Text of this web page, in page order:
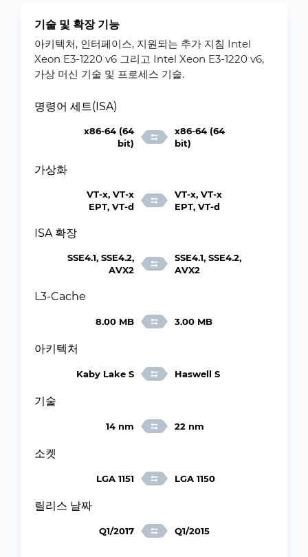
기술 및 확장 기능
아키텍처, 인터페이스, 지원되는 추가 지침 Intel
Xeon E3-1220 v6 그리고 Intel Xeon E3-1220 v6,
가상 머신 기술 및 프로세스 기술.
명령어 세트(ISA)
x86-64 (64
bit)
x86-64 (64
bit)
가상화
VT-x, VT-x
EPT, VT-d
VT-x, VT-x
EPT, VT-d
ISA 확장
SSE4.1, SSE4.2,
AVX2
SSE4.1, SSE4.2,
AVX2
L3-Cache
8.00 MB 3.00 MB
아키텍처
Kaby Lake S Haswell S
기술
14 nm 22 nm
소켓
LGA 1151 LGA 1150
릴리스 날짜
Q1/2017 Q1/2015